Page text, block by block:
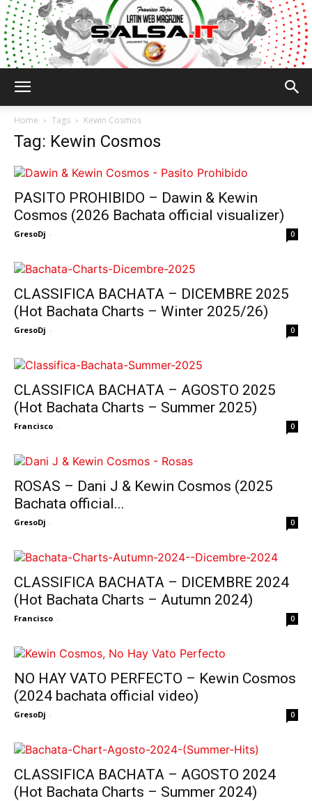
Home Tags Kewin Cosmos
Tag: Kewin Cosmos
PASITO PROHIBIDO – Dawin & Kewin
Cosmos (2026 Bachata official visualizer)
GresoDj - 0
CLASSIFICA BACHATA – DICEMBRE 2025
(Hot Bachata Charts – Winter 2025/26)
GresoDj - 0
CLASSIFICA BACHATA – AGOSTO 2025
(Hot Bachata Charts – Summer 2025)
Francisco - 0
ROSAS – Dani J & Kewin Cosmos (2025
Bachata official...
GresoDj - 0
CLASSIFICA BACHATA – DICEMBRE 2024
(Hot Bachata Charts – Autumn 2024)
Francisco - 0
NO HAY VATO PERFECTO – Kewin Cosmos
(2024 bachata official video)
GresoDj - 0
CLASSIFICA BACHATA – AGOSTO 2024
(Hot Bachata Charts – Summer 2024)